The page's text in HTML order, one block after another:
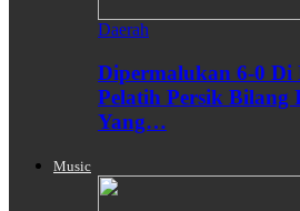
Daerah
Dipermalukan 6-0 Di
Pelatih Persik Bilang
Yang…
Music